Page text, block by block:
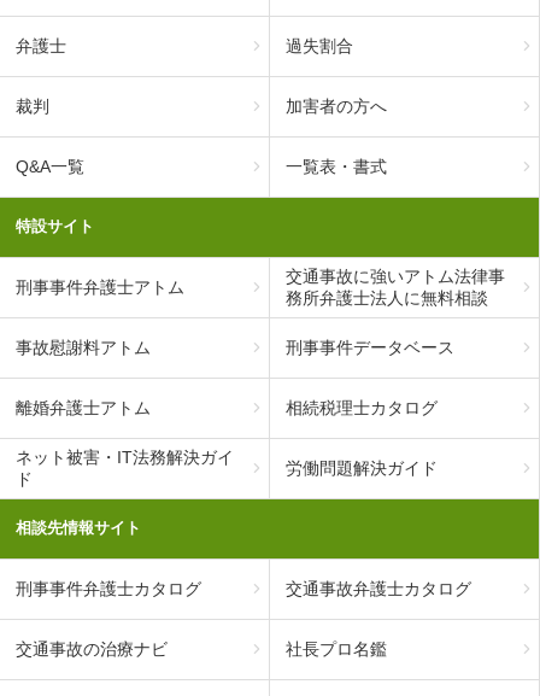
弁護士 過失割合
裁判 加害者の方へ
Q&A一覧 一覧表・書式
特設サイト
刑事事件弁護士アトム
交通事故に強いアトム法律事
務所弁護士法人に無料相談
事故慰謝料アトム 刑事事件データベース
離婚弁護士アトム 相続税理士カタログ
ネット被害・IT法務解決ガイ
ド
労働問題解決ガイド
相談先情報サイト
刑事事件弁護士カタログ 交通事故弁護士カタログ
交通事故の治療ナビ 社長プロ名鑑